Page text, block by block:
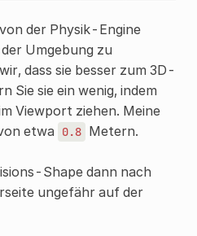
der Physik-Engine
Umgebung zu
dass sie besser zum 3D-
Sie sie ein wenig, indem
Viewport ziehen. Meine
etwa
0.8 Metern.
Shape dann nach
ungefähr auf der